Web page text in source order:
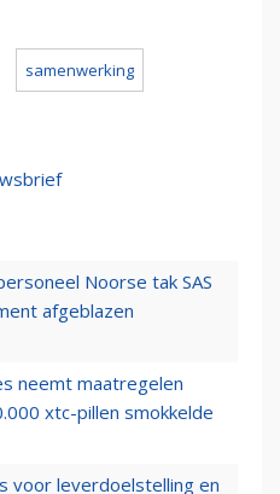
samenwerking
Noorse tak SAS
afgeblazen
neemt maatregelen
xtc-pillen smokkelde
voor leverdoelstelling en